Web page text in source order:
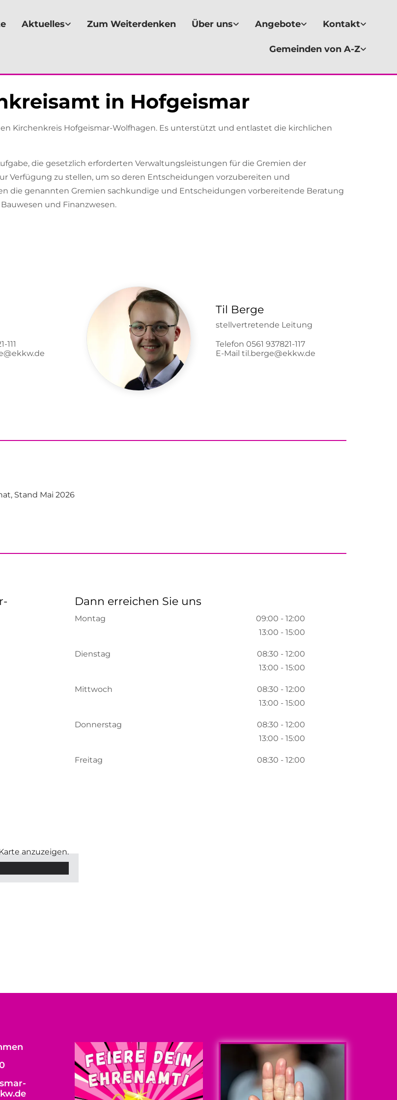
Aktuelles Zum Weiterdenken Über uns Angebote Kontakt
Gemeinden von A-Z
in Hofgeismar
Kirchenkreis Hofgeismar-Wolfhagen. Es unterstützt und entlastet die kirchlichen
die gesetzlich erforderten Verwaltungsleistungen für die Gremien der
Verfügung zu stellen, um so deren Entscheidungen vorzubereiten und
die genannten Gremien sachkundige und Entscheidungen vorbereitende Beratung
und Finanzwesen.
111
Til Berge
stellvertretende Leitung
Telefon 0561 937821-117
E-Mail til.berge@ekkw.de
Stand Mai 2026
Dann erreichen Sie uns
Montag
09:00 - 12:00
13:00 - 15:00
Dienstag
08:30 - 12:00
13:00 - 15:00
Mittwoch
08:30 - 12:00
13:00 - 15:00
Donnerstag
08:30 - 12:00
13:00 - 15:00
Freitag 08:30 - 12:00
anzuzeigen.